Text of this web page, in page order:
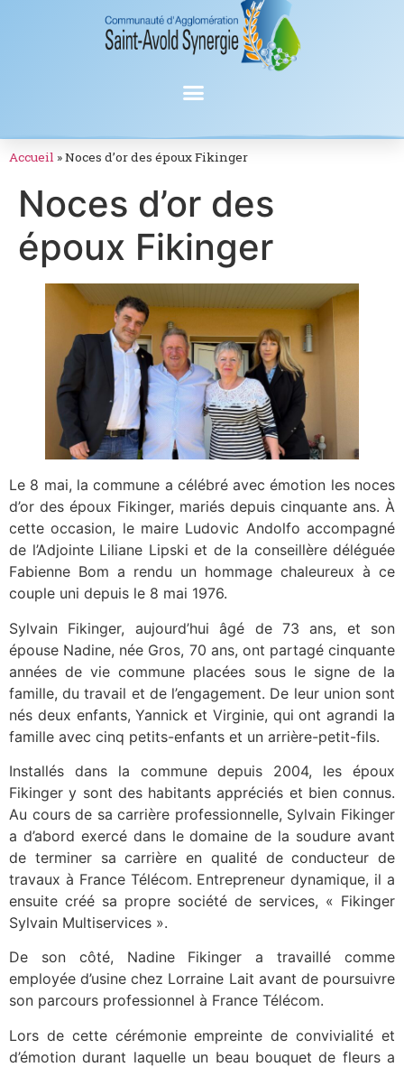
Accueil »Noces d’or des époux Fikinger
Noces d’or des
époux Fikinger
Le 8 mai, la commune a célébré avec émotion les noces
d’or des époux Fikinger, mariés depuis cinquante ans. À
cette occasion, le maire Ludovic Andolfo accompagné
de l’Adjointe Liliane Lipski et de la conseillère déléguée
Fabienne Bom a rendu un hommage chaleureux à ce
couple uni depuis le 8 mai 1976.
Sylvain Fikinger, aujourd’hui âgé de 73 ans, et son
épouse Nadine, née Gros, 70 ans, ont partagé cinquante
années de vie commune placées sous le signe de la
famille, du travail et de l’engagement. De leur union sont
nés deux enfants, Yannick et Virginie, qui ont agrandi la
famille avec cinq petits-enfants et un arrière-petit-fils.
Installés dans la commune depuis 2004, les époux
Fikinger y sont des habitants appréciés et bien connus.
Au cours de sa carrière professionnelle, Sylvain Fikinger
a d’abord exercé dans le domaine de la soudure avant
de terminer sa carrière en qualité de conducteur de
travaux à France Télécom. Entrepreneur dynamique, il a
ensuite créé sa propre société de services, « Fikinger
Sylvain Multiservices ».
De son côté, Nadine Fikinger a travaillé comme
employée d’usine chez Lorraine Lait avant de poursuivre
son parcours professionnel à France Télécom.
Lors de cette cérémonie empreinte de convivialité et
d’émotion durant laquelle un beau bouquet de fleurs a